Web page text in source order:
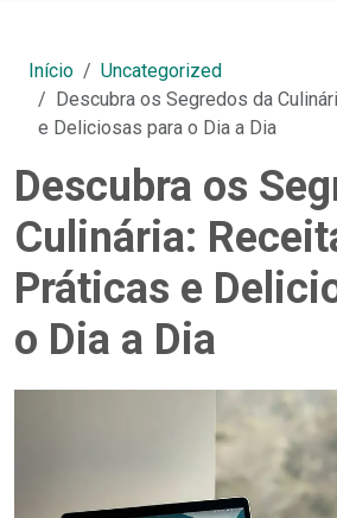
Início
Uncategorized
Descubra os Segredos da
e Deliciosas para o Dia a Dia
Descubra os
Culinária:
Práticas e
o Dia a Dia